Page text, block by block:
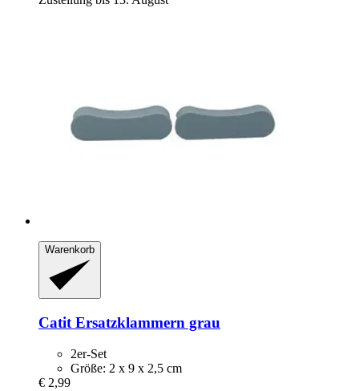
Warenkorb
Catit Ersatzklammern grau
2er-Set
Größe: 2 x 9 x 2,5 cm
€ 2,99